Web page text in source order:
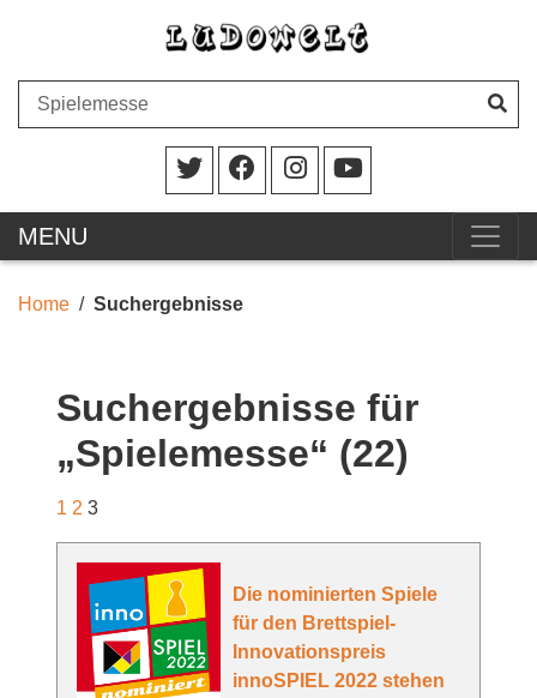
MENU
Home Suchergebnisse
Suchergebnisse für
„Spielemesse“ (22)
1 2 3
Die nominierten Spiele
für den Brettspiel-
Innovationspreis
innoSPIEL 2022 stehen